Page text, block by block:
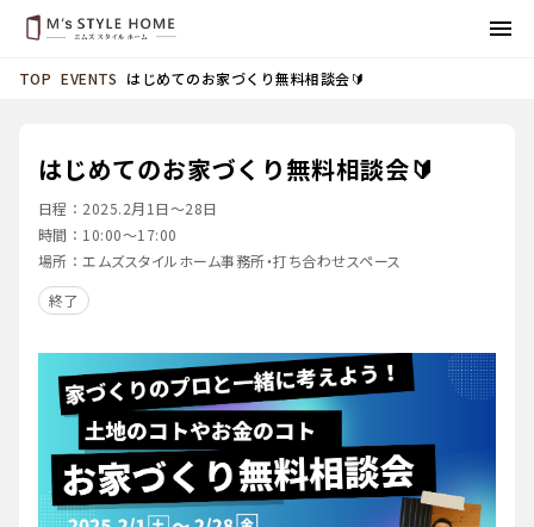
TOP EVENTS はじめてのお家づくり無料相談会🔰
はじめてのお家づくり無料相談会🔰
日程： 2025.2月1日～28日
時間： 10:00〜17:00
場所：エムズスタイルホーム事務所・打ち合わせスペース
終了